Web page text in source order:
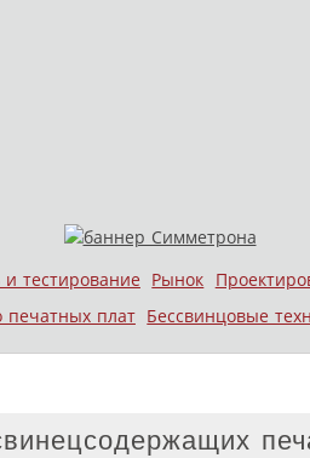
и тестирование Рынок
печатных плат Бессвинцовые